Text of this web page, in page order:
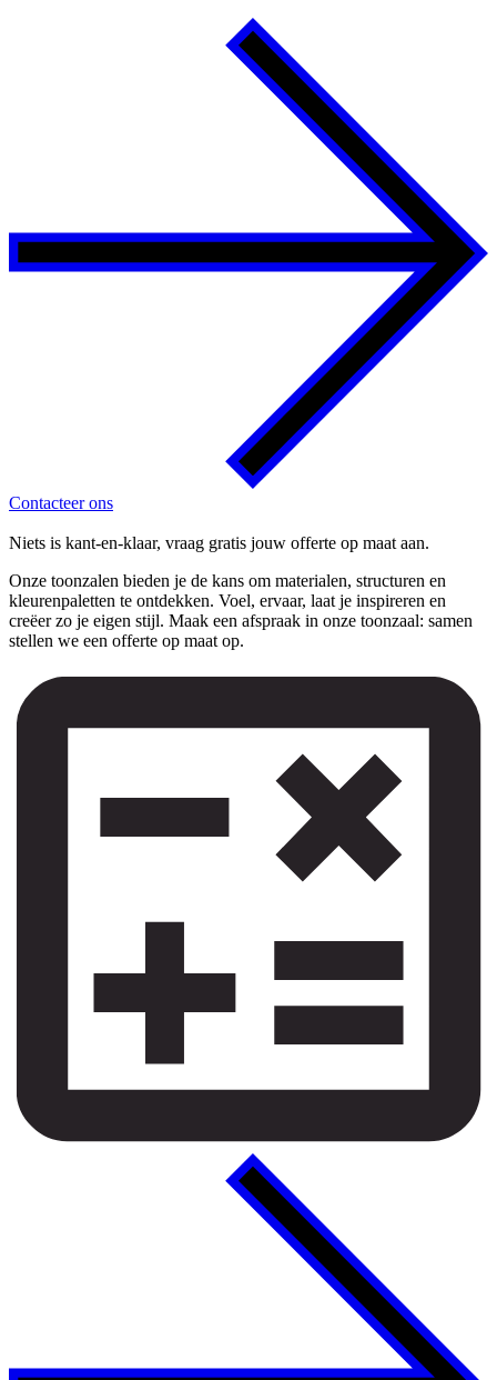
Contacteer ons
Niets is kant-en-klaar, vraag gratis jouw offerte op maat aan.
Onze toonzalen bieden je de kans om materialen, structuren en
kleurenpaletten te ontdekken. Voel, ervaar, laat je inspireren en
creëer zo je eigen stijl. Maak een afspraak in onze toonzaal: samen
stellen we een offerte op maat op.